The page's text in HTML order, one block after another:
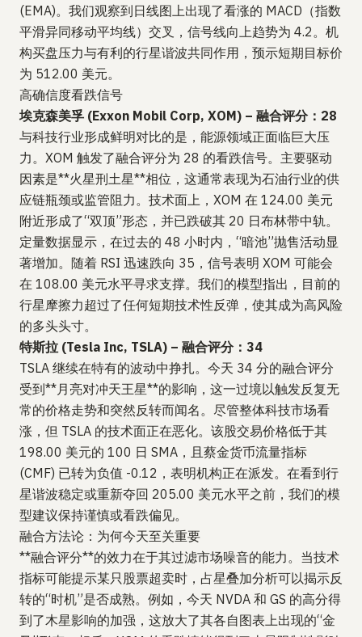
(EMA)。我们观察到日线图上出现了看涨的 MACD（指数
平滑异同移动平均线）交叉，信号线向上趋势为 4.2。机
构买盘压力与有利的行星谐波共同作用，预示短期目标价
为 512.00 美元。
高确信度看跌信号
埃克森美孚 (Exxon Mobil Corp, XOM) – 融合评分：28
与科技行业形成鲜明对比的是，能源领域正面临巨大压
力。XOM 触发了融合评分为 28 的看跌信号。主要驱动
因素是**火星刑土星**相位，这通常表现为石油行业的供
应链瓶颈或监管阻力。技术面上，XOM 在 124.00 美元
附近形成了“双顶”形态，并已跌破其 20 日布林带中轨。
定量数据显示，在过去的 48 小时内，“暗池”抛售活动显
著增加。随着 RSI 迅速跌向 35，信号表明 XOM 可能会
在 108.00 美元水平寻求支撑。我们的模型指出，目前的
行星摩擦力超过了任何短期技术性反弹，使其成为高风险
的多头头寸。
特斯拉 (Tesla Inc, TSLA) – 融合评分：34
TSLA 继续在特有的波动中挣扎。今天 34 分的融合评分
受到**月亮对冲天王星**的影响，这一过境以触发反复无
常的价格走势和突然反转而闻名。尽管整体科技市场看
涨，但 TSLA 的技术面正在恶化。该股交易价格低于其
198.00 美元的 100 日 SMA，且蔡金货币流量指标
(CMF) 已转为负值 -0.12，表明机构正在派发。在看到行
星谐波稳定或重新夺回 205.00 美元水平之前，我们的模
型建议保持谨慎或看跌偏见。
融合方法论：为何今天至关重要
**融合评分**的效力在于其过滤市场噪音的能力。当技术
指标可能提示某只股票超卖时，占星叠加分析可以揭示反
转的“时机”是否成熟。例如，今天 NVDA 和 GS 的高分得
到了木星影响的加强，这放大了其各自图表上出现的“金